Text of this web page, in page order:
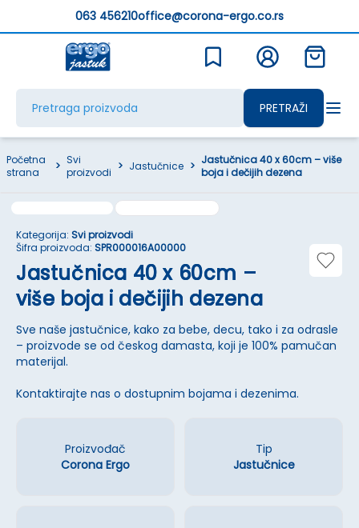
063 456210office@corona-ergo.co.rs
PRETRAŽI
Početna
strana
> Svi
proizvodi > Jastučnice > Jastučnica 40 x 60cm – više
boja i dečijih dezena
Kategorija: Svi proizvodi
Šifra proizvoda: SPR000016A00000
Jastučnica 40 x 60cm –
više boja i dečijih dezena
Sve naše jastučnice, kako za bebe, decu, tako i za odrasle
– proizvode se od českog damasta, koji je 100% pamučan
materijal.
Kontaktirajte nas o dostupnim bojama i dezenima.
Proizvođač
Corona Ergo
Tip
Jastučnice